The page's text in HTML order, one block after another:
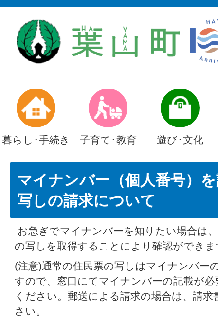
暮らし･手続き 子育て･教育 遊び･文化
マイナンバー（個人番号）
写しの請求について
お急ぎでマイナンバーを知りたい場合は
の写しを取得することにより確認ができま
(注意)通常の住民票の写しはマイナンバー
すので、窓口にてマイナンバーの記載が
ください。郵送による請求の場合は、請
さい。